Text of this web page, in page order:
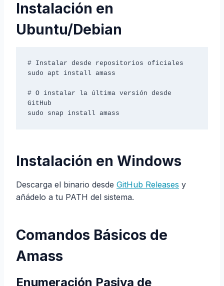
Instalación en
Ubuntu/Debian
# Instalar desde repositorios oficiales
sudo apt install amass
# O instalar la última versión desde
GitHub
sudo snap install amass
Instalación en Windows
Descarga el binario desde GitHub Releases y
añádelo a tu PATH del sistema.
Comandos Básicos de
Amass
Enumeración Pasiva de